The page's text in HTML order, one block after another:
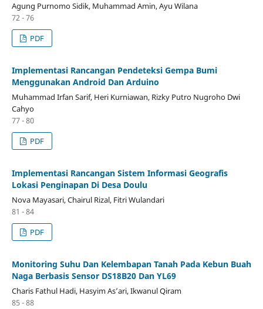
Agung Purnomo Sidik, Muhammad Amin, Ayu Wilana
72 - 76
PDF
Implementasi Rancangan Pendeteksi Gempa Bumi
Menggunakan Android Dan Arduino
Muhammad Irfan Sarif, Heri Kurniawan, Rizky Putro Nugroho Dwi
Cahyo
77 - 80
PDF
Implementasi Rancangan Sistem Informasi Geografis
Lokasi Penginapan Di Desa Doulu
Nova Mayasari, Chairul Rizal, Fitri Wulandari
81 - 84
PDF
Monitoring Suhu Dan Kelembapan Tanah Pada Kebun Buah
Naga Berbasis Sensor DS18B20 Dan YL69
Charis Fathul Hadi, Hasyim As’ari, Ikwanul Qiram
85 - 88